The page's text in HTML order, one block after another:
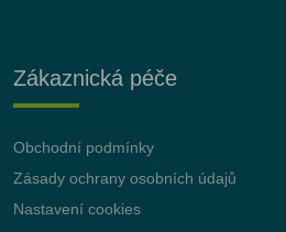
Zákaznická péče
Obchodní podmínky
Zásady ochrany osobních údajů
Nastavení cookies